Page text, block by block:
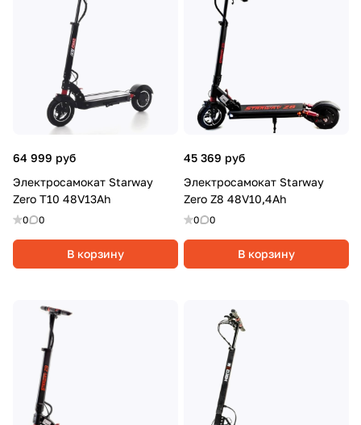
64 999 руб
Электросамокат Starway
Zero T10 48V13Ah
0 0
В корзину
45 369 руб
Электросамокат Starway
Zero Z8 48V10,4Ah
0 0
В корзину